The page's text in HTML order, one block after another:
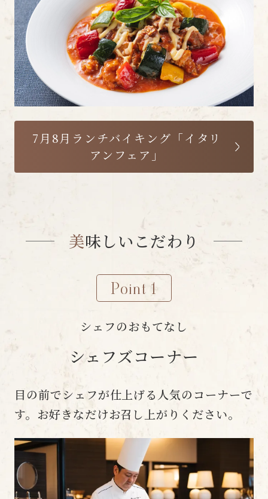
7月8月ランチバイキング「イタリ
アンフェア」
美味しいこだわり
美味しいこだわり
Point 1
シェフのおもてなし
シェフズコーナー
目の前でシェフが仕上げる人気のコーナーで
す。お好きなだけお召し上がりください。